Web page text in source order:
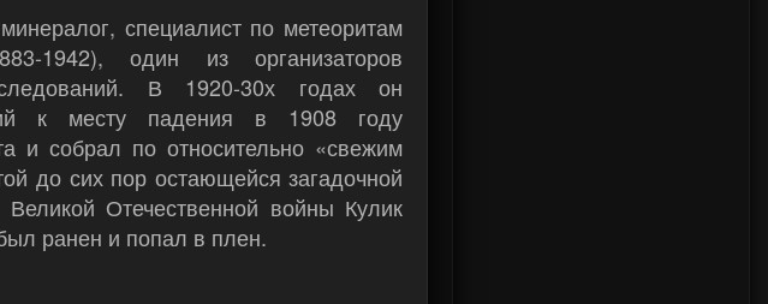
специалист по метеоритам
1942), один из организаторов
В 1920-30х годах он
к месту падения в 1908 году
и собрал по относительно «свежим
до сих пор остающейся загадочной
Отечественной войны Кулик
ранен и попал в плен.